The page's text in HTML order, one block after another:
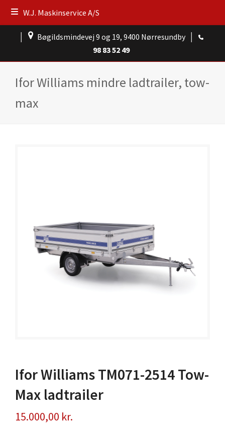
W.J. Maskinservice A/S
Bøgildsmindevej 9 og 19, 9400 Nørresundby
98 83 52 49
Ifor Williams mindre ladtrailer, tow-
max
Ifor Williams TM071-2514 Tow-
Max ladtrailer
15.000,00 kr.